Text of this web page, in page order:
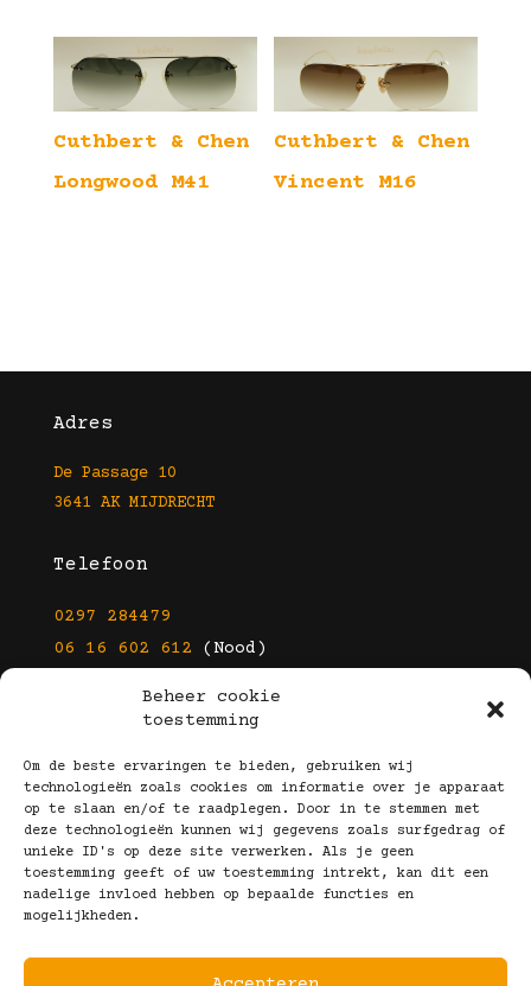
Beheer cookie
toestemming
Om de beste ervaringen te bieden, gebruiken wij
technologieën zoals cookies om informatie over je apparaat
op te slaan en/of te raadplegen. Door in te stemmen met
deze technologieën kunnen wij gegevens zoals surfgedrag of
unieke ID's op deze site verwerken. Als je geen
toestemming geeft of uw toestemming intrekt, kan dit een
nadelige invloed hebben op bepaalde functies en
mogelijkheden.
Cuthbert & Chen
Longwood M41
Cuthbert & Chen
Vincent M16
Adres
De Passage 10
3641 AK MIJDRECHT
Telefoon
0297 284479
06 16 602 612 (Nood)
info@kootbrillen.nl
Volg Ons!